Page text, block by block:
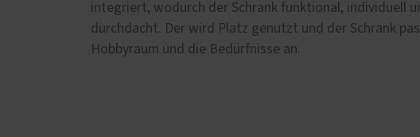
integriert, wodurch der Schrank funktional, individuell
durchdacht. Der wird Platz genutzt und der Schrank
Hobbyraum und die Bedürfnisse an.